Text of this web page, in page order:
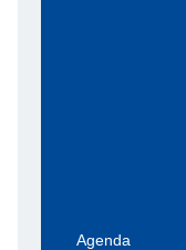
Agenda